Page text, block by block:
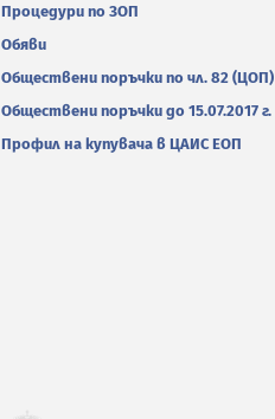
Процедури по ЗОП
Обяви
Обществени поръчки по чл. 82 (ЦОП)
Обществени поръчки до 15.07.2017 г.
Профил на купувача в ЦАИС ЕОП